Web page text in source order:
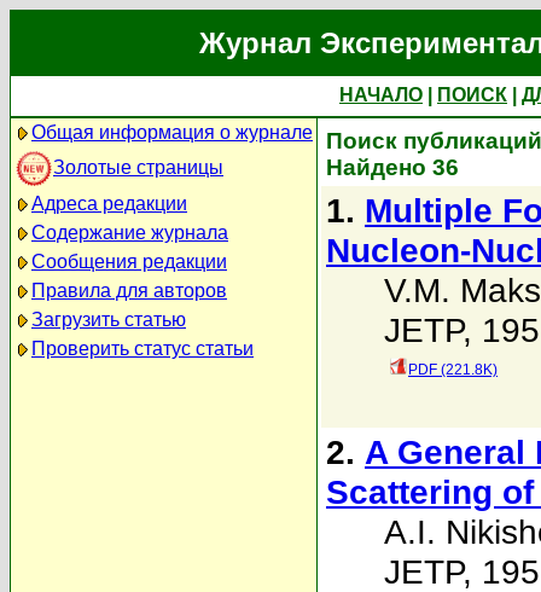
Журнал
НАЧАЛО ПОИСК
Общая информация о журнале
Золотые страницы
Адреса редакции
Содержание журнала
Сообщения редакции
Правила для авторов
Загрузить статью
Проверить статус статьи
Поиск
Найдено 36
1. Multiple
Nucleon-
V.M.
JETP,
PDF (221.8K)
2. A General
Scattering
A.I.
JETP,